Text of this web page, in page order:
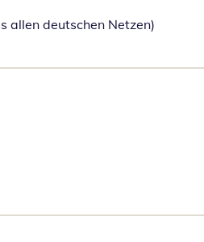
allen deutschen Netzen)